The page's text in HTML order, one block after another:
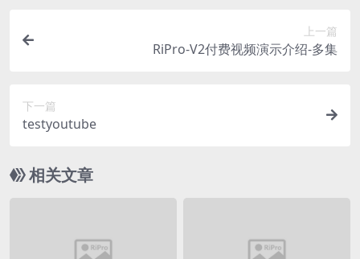
上一篇
RiPro-V2付费视频演示介绍-多集
下一篇
testyoutube
相关文章